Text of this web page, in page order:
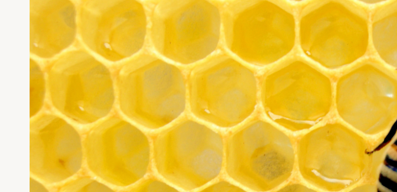
Evigung dronning
Avl og biologi
Pollinering
Norges Birøkterlags standpunkt
Vekter
Sykdommer
Bli medlem
STARTE MED BIER
Ofte stilte spørsmål
Sjekkliste for kjøp og salg av bier
Kan jeg importere bier?
Økologisk birøkt
MIN SIDE
Vi har skiftet medlemssystem!
Gå til rubic.no
Usikker på hvordan du logger inn,
klikk her
KONTAKT
2004
TEL 63 94